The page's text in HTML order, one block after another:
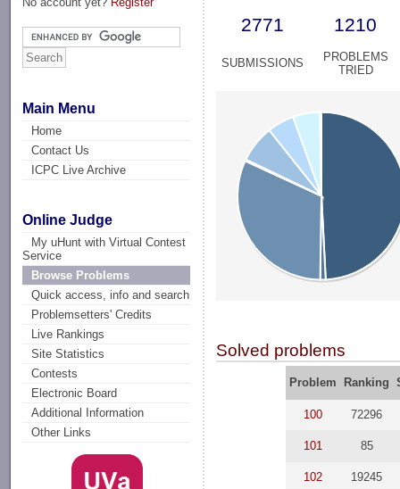
Main Menu
Home
Contact Us
ICPC Live Archive
Online Judge
My uHunt with Virtual Contest
Service
Browse Problems
Quick access, info and search
Problemsetters' Credits
Live Rankings
Site Statistics
Contests
Electronic Board
Additional Information
Other Links
2771 1210
SUBMISSIONS
PROBLEMS
TRIED
Solved problems
Problem Ranking
100 72296
101 85
102 19245